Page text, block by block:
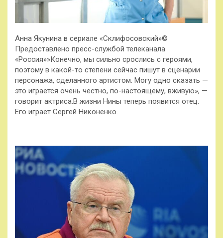
Анна Якунина в сериале «Склифосовский»©
Предоставлено пресс-службой телеканала
«Россия»»Конечно, мы сильно срослись с героями,
поэтому в какой-то степени сейчас пишут в сценарии
персонажа, сделанного артистом. Могу одно сказать —
это играется очень честно, по-настоящему, вживую», —
говорит актриса.В жизни Нины теперь появится отец.
Его играет Сергей Никоненко.